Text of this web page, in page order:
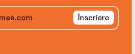
Înscriere